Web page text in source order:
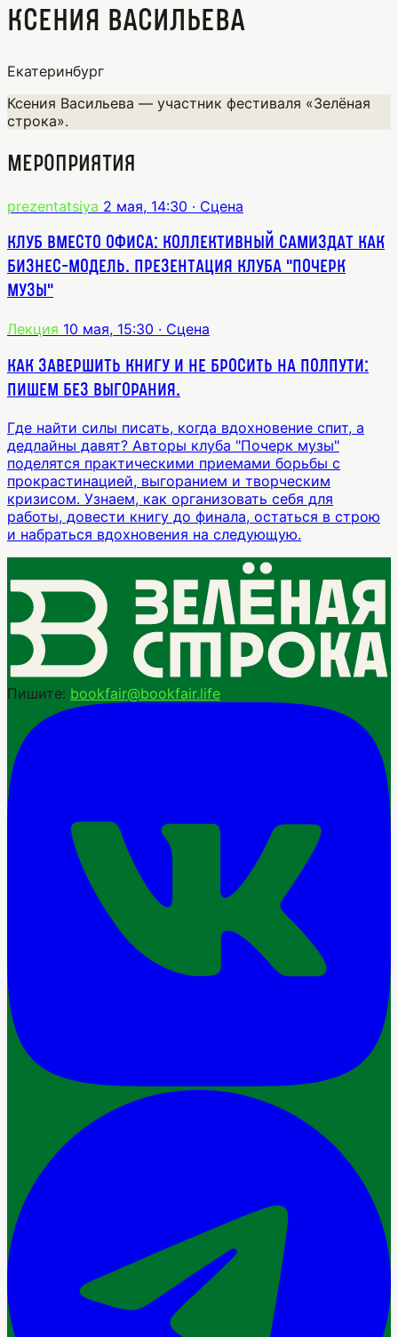
Ксения Васильева
Екатеринбург
Ксения Васильева — участник фестиваля «Зелёная
строка».
Мероприятия
prezentatsiya 2 мая, 14:30 · Сцена
Клуб вместо офиса: коллективный самиздат как
бизнес-модель. Презентация клуба "Почерк
музы"
Лекция 10 мая, 15:30 · Сцена
Как завершить книгу и не бросить на полпути:
пишем без выгорания.
Где найти силы писать, когда вдохновение спит, а
дедлайны давят? Авторы клуба "Почерк музы"
поделятся практическими приемами борьбы с
прокрастинацией, выгоранием и творческим
кризисом. Узнаем, как организовать себя для
работы, довести книгу до финала, остаться в строю
и набраться вдохновения на следующую.
Пишите: bookfair@bookfair.life